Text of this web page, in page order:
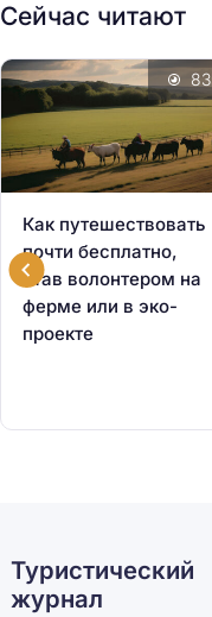
Сейчас читают
Как путешествовать
почти бесплатно,
став волонтером на
ферме или в эко-
проекте
Туристический
журнал